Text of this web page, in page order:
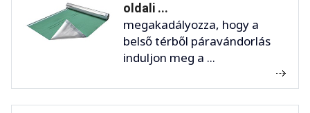
oldali ...
megakadályozza, hogy a
belső térből páravándorlás
induljon meg a ...